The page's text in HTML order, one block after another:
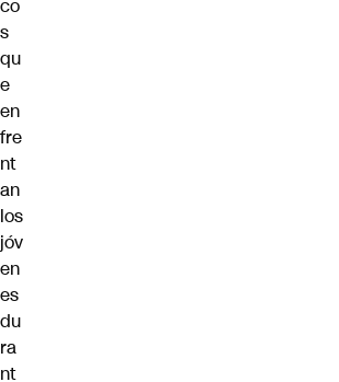
co
s
qu
e
en
fre
nt
an
los
jóv
en
es
du
ra
nt